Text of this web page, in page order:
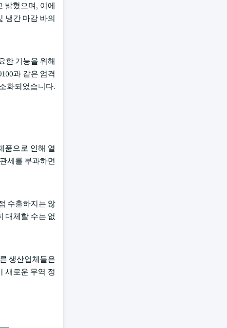
밝혔으며, 이에
냉간 마감 바의
한 기능을 위해
과 같은 엄격
화되었습니다.
품으로 인해 열
세를 부과하면
수출하지는 않
대체할 수는 없
생산업체들은
새로운 무역 정